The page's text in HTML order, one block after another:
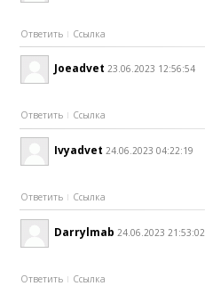
Ответить Ссылка
Joeadvet 23.06.2023 12:56:54
Ответить Ссылка
Ivyadvet 24.06.2023 04:22:19
Ответить Ссылка
Darrylmab 24.06.2023 21:53:02
Ответить Ссылка